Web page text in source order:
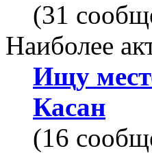
(31
Наиболее
Ищу
Касан
(16